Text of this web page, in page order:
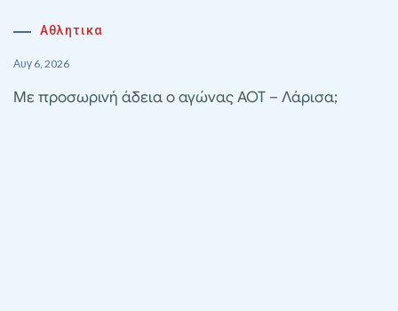
Αθλητικα
Αυγ 6, 2026
Με προσωρινή άδεια ο αγώνας ΑΟΤ – Λάρισα;